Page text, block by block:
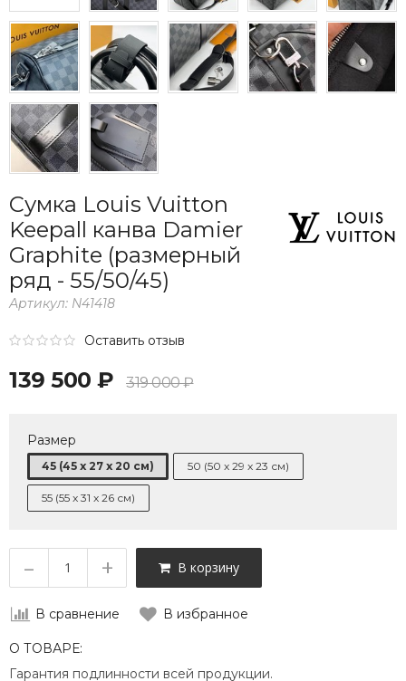
Сумка Louis Vuitton
Keepall канва Damier
Graphite (размерный
ряд - 55/50/45)
Артикул: N41418
Оставить отзыв
139 500 ₽ 319 000 ₽
Размер
45 (45 x 27 x 20 см) 50 (50 x 29 x 23 см)
55 (55 x 31 x 26 см)
– + В корзину
В сравнение В избранное
О ТОВАРЕ:
Гарантия подлинности всей продукции.